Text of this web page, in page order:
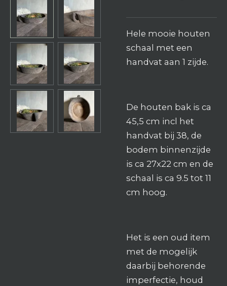
Hele mooie houten
schaal met een
handvat aan 1 zijde.
De houten bak is ca
45,5 cm incl het
handvat bij 38, de
bodem binnenzijde
is ca 27x22 cm en de
schaal is ca 9.5 tot 11
cm hoog.
Het is een oud item
met de mogelijk
daarbij behorende
imperfectie, houd